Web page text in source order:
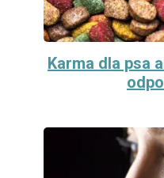
Karma dla psa